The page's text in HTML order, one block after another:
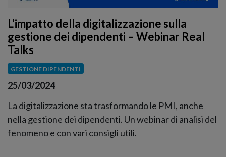
L’impatto della digitalizzazione sulla
gestione dei dipendenti – Webinar Real
Talks
GESTIONE DIPENDENTI
25/03/2024
La digitalizzazione sta trasformando le PMI, anche
nella gestione dei dipendenti. Un webinar di analisi del
fenomeno e con vari consigli utili.